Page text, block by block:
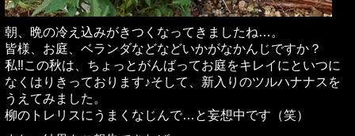
朝、晩の冷え込みがきつくなってきましたね…。
皆様、お庭、ベランダなどなどいかがなかんじですか？
私‼この秋は、ちょっとがんばってお庭をキレイにといつに
なくはりきっております♪そして、新入りのツルハナナスを
うえてみました。
柳のトレリスにうまくなじんで…と妄想中です（笑）